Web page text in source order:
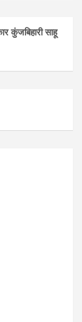
कुंजबिहारी साहू